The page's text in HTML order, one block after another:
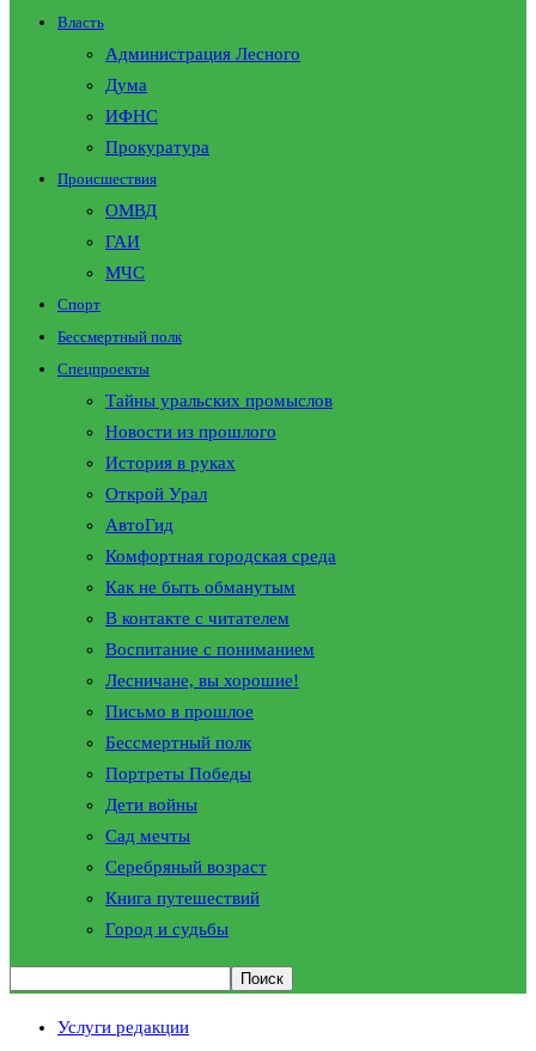
Власть
Администрация Лесного
Дума
ИФНС
Прокуратура
Происшествия
ОМВД
ГАИ
МЧС
Спорт
Бессмертный полк
Спецпроекты
Тайны уральских промыслов
Новости из прошлого
История в руках
Открой Урал
АвтоГид
Комфортная городская среда
Как не быть обманутым
В контакте с читателем
Воспитание с пониманием
Лесничане, вы хорошие!
Письмо в прошлое
Бессмертный полк
Портреты Победы
Дети войны
Сад мечты
Серебряный возраст
Книга путешествий
Город и судьбы
Услуги редакции